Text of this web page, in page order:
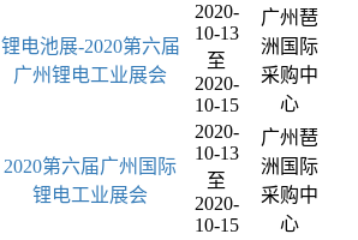
锂电池展-2020第六届
广州锂电工业展会
2020-
10-13
至
2020-
10-15
广州琶
洲国际
采购中
心
2020第六届广州国际
锂电工业展会
2020-
10-13
至
2020-
10-15
广州琶
洲国际
采购中
心